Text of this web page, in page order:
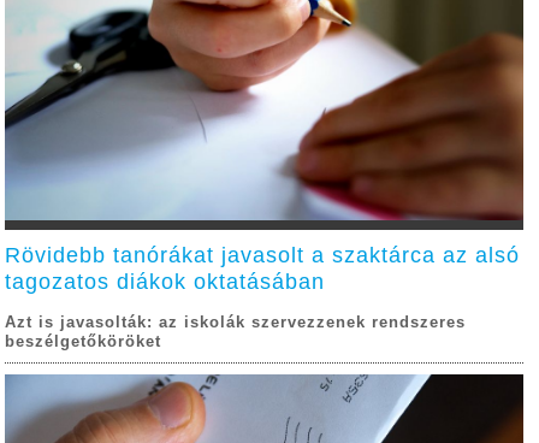
Rövidebb tanórákat javasolt a szaktárca az alsó
tagozatos diákok oktatásában
Azt is javasolták: az iskolák szervezzenek rendszeres
beszélgetőköröket